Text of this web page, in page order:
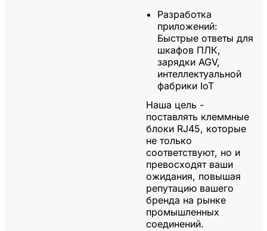
Разработка
приложений:
Быстрые ответы для
шкафов ПЛК,
зарядки AGV,
интеллектуальной
фабрики IoT
Наша цель -
поставлять клеммные
блоки RJ45, которые
не только
соответствуют, но и
превосходят ваши
ожидания, повышая
репутацию вашего
бренда на рынке
промышленных
соединений.